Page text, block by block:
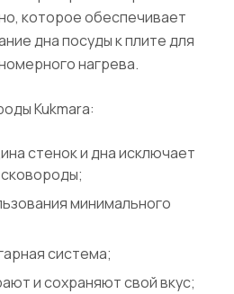
которое обеспечивает
дна посуды к плите для
нагрева.
Kukmara:
стенок и дна исключает
минимального
система;
и сохраняют свой вкус;